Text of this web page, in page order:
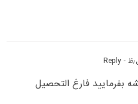
- Reply
بفرمایید فارغ التحصیل